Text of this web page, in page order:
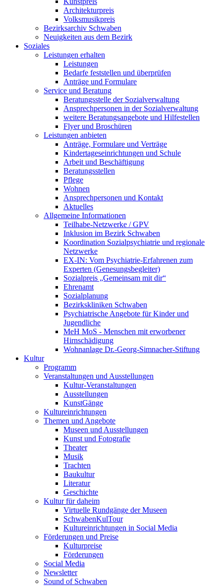
Architekturpreis
Volksmusikpreis
Bezirksarchiv Schwaben
Neuigkeiten aus dem Bezirk
Soziales
Leistungen erhalten
Leistungen
Bedarfe feststellen und überprüfen
Anträge und Formulare
Service und Beratung
Beratungsstelle der Sozialverwaltung
Ansprechpersonen in der Sozialverwaltung
weitere Beratungsangebote und Hilfestellen
Flyer und Broschüren
Leistungen anbieten
Anträge, Formulare und Verträge
Kindertageseinrichtungen und Schule
Arbeit und Beschäftigung
Beratungsstellen
Pflege
Wohnen
Ansprechpersonen und Kontakt
Aktuelles
Allgemeine Informationen
Teilhabe-Netzwerke / GPV
Inklusion im Bezirk Schwaben
Koordination Sozialpsychiatrie und regionale
Netzwerke
EX-IN: Vom Psychiatrie-Erfahrenen zum
Experten (Genesungsbegleiter)
Sozialpreis „Gemeinsam mit dir“
Ehrenamt
Sozialplanung
Bezirkskliniken Schwaben
Psychiatrische Angebote für Kinder und
Jugendliche
MeH MoS - Menschen mit erworbener
Hirnschädigung
Wohnanlage Dr.-Georg-Simnacher-Stiftung
Kultur
Programm
Veranstaltungen und Ausstellungen
Kultur-Veranstaltungen
Ausstellungen
KunstGänge
Kultureinrichtungen
Themen und Angebote
Museen und Ausstellungen
Kunst und Fotografie
Theater
Musik
Trachten
Baukultur
Literatur
Geschichte
Kultur für daheim
Virtuelle Rundgänge der Museen
SchwabenKulTour
Kultureinrichtungen in Social Media
Förderungen und Preise
Kulturpreise
Förderungen
Social Media
Newsletter
Sound of Schwaben